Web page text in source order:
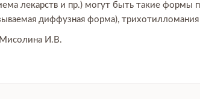
лекарств и пр.) могут быть такие формы
диффузная форма),
И.В.